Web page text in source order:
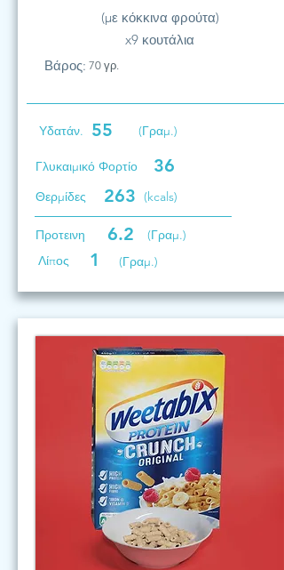
(με κόκκινα φρούτα)
x9 κουτάλια
Βάρος: 70 γρ.
Υδατάν. 55 (Γραμ.)
Γλυκαιμικό Φορτίο 36
Θερμίδες 263 (kcals)
Προτεινη 6.2
(Γραμ.)
Λίπος
1 (Γραμ.)